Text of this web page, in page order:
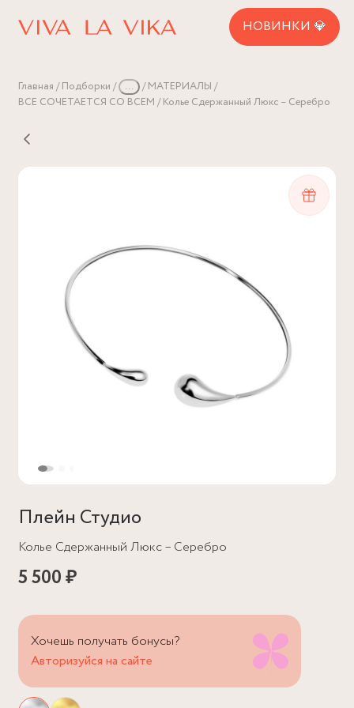
НОВИНКИ 💎
Главная Подборки ...
МАТЕРИАЛЫ
ВСЕ СОЧЕТАЕТСЯ СО ВСЕМ
Колье Сдержанный Люкс – Серебро
Плейн Студио
Колье Сдержанный Люкс – Серебро
5 500 ₽
Хочешь получать бонусы?
Авторизуйся на сайте